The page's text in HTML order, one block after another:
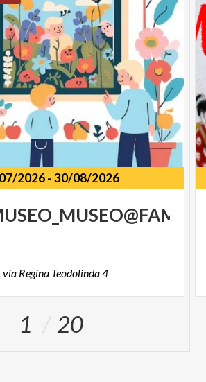
2026-30/08/2026
via Regina Teodolinda4
1 20